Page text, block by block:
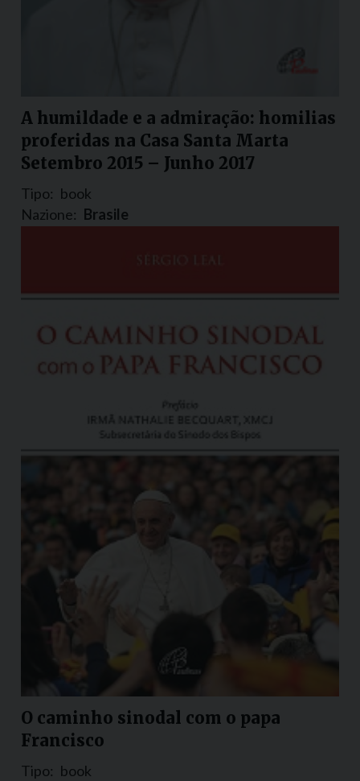
A humildade e a admiração: homilias
proferidas na Casa Santa Marta
Setembro 2015 – Junho 2017
Tipo: book
Nazione: Brasile
O caminho sinodal com o papa
Francisco
Tipo: book